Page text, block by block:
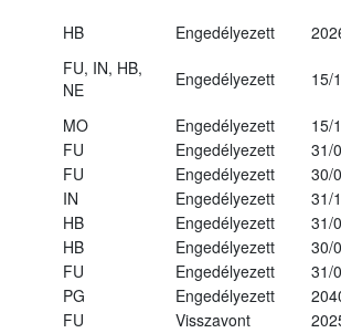
HB Engedélyezett
FU, IN, HB,
NE
Engedélyezett 15/
MO Engedélyezett
15/
FU Engedélyezett
31/
FU Engedélyezett
30/
IN Engedélyezett
31/
HB Engedélyezett
31/
HB Engedélyezett
30/
FU Engedélyezett
31/
PG Engedélyezett
FU Visszavont